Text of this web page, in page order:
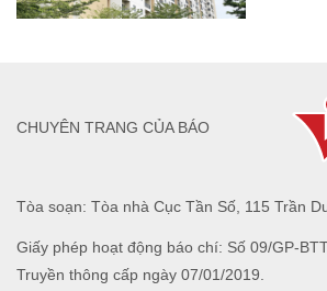
Tòa soạn: Tòa nhà Cục Tần Số, 115 Trần
Giấy phép hoạt động báo chí: Số 09/GP-
Truyền thông cấp ngày 07/01/2019.
CHUYÊN TRANG CỦA BÁO